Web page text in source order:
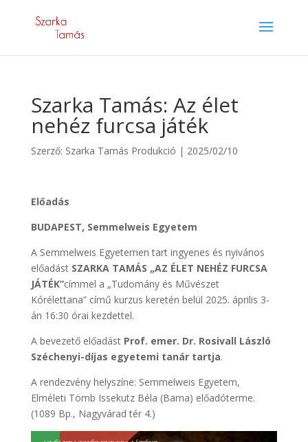
Szarka Tamás: Az élet
nehéz furcsa játék
Szerző: Szarka Tamás Produkció | 2025/02/10
Előadás
BUDAPEST, Semmelweis Egyetem
A Semmelweis Egyetemen tart ingyenes és nyivános
előadást SZARKA TAMÁS „AZ ÉLET NEHÉZ FURCSA
JÁTÉK”címmel a „Tudomány és Művészet
Kórélettana” című kurzus keretén belül 2025. április 3-
án 16:30 órai kezdettel.
A bevezető előadást Prof. emer. Dr. Rosivall László
Széchenyi-díjas egyetemi tanár tartja.
A rendezvény helyszíne: Semmelweis Egyetem,
Elméleti Tömb Issekutz Béla (Barna) előadóterme.
(1089 Bp., Nagyvárad tér 4.)